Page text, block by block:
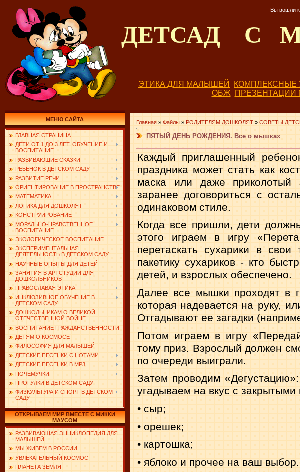
Вы вошли
ДЕТСАД С
ЭТИКА ДЛЯ МАЛЫШЕЙ КОМПЛЕКСНЫЕ
ОБЖ
МЕНЮ САЙТА
ГЛАВНАЯ СТРАНИЦА
ДЕТИ ОТ 1 ДО 3 ЛЕТ. ОБУЧЕНИЕ И
ВОСПИТАНИЕ
РАЗВИВАЮЩИЕ СКАЗКИ
РЕБЕНОК В ДЕТСКОМ САДУ
РАЗВИТИЕ РЕЧИ
ОРИЕНТИРОВАНИЕ В ПРОСТРАНСТВЕ
МАТЕМАТИКА
ЛОГИКА ДЛЯ ДОШКОЛЯТ
КОНСТРУИРОВАНИЕ
МОРАЛЬНО-НРАВСТВЕННОЕ
ВОСПИТАНИЕ
ЭКОЛОГИЧЕСКОЕ ВОСПИТАНИЕ
ЭКСПЕРИМЕНТАЛЬНАЯ
ДЕЯТЕЛЬНОСТЬ В ДЕТСКОМ САДУ
НАУЧНЫЕ ОПЫТЫ ДЛЯ ДЕТЕЙ
ЗАНЯТИЯ В АРТСТУДИИ ДЛЯ
ДОШКОЛЬНИКОВ
ПРАВОСЛАВАЯ ЭТИКА
ИНКЛЮЗИВНОЕ ОБУЧЕНИЕ В
ДЕТСКОМ САДУ
ДОШКОЛЬНИКАМ О ВЕЛИКОЙ
ОТЕЧЕСТВЕННОЙ ВОЙНЕ
ВОСПИТАНИЕ ГРАЖДАНСТВЕННОСТИ
ДЕТЯМ О КОСМОСЕ
ФИЛОСОФИЯ ДЛЯ МАЛЫШЕЙ
ДЕТСКИЕ ПЕСЕНКИ С НОТАМИ
ДЕТСКИЕ ПЕСЕНКИ В MP3
ПОЧЕМУЧКИ
ПРОГУЛКИ В ДЕТСКОМ САДУ
ФИЗКУЛЬТУРА И СПОРТ В ДЕТСКОМ
САДУ
ОТКРЫВАЕМ МИР ВМЕСТЕ С МИККИ
МАУСОМ
РАЗВИВАЮЩАЯ ЭНЦИКЛОПЕДИЯ ДЛЯ
МАЛЫШЕЙ
МЫ ЖИВЕМ В РОССИИ
УВЛЕКАТЕЛЬНЫЙ КОСМОС
ПЛАНЕТА ЗЕМЛЯ
Главная » Файлы » РОДИТЕЛЯМ ДОШКОЛЯТ » СОВЕТЫ
ПЯТЫЙ ДЕНЬ РОЖДЕНИЯ. Все о мышках
Каждый приглашенный
праздника может стать как
маска или даже приколотый
заранее договориться с
одинаковом стиле.
Когда все пришли, дети
этого играем в игру
перетаскать сухарики в
пакетику сухариков - кто
детей, и взрослых обеспечено.
Далее все мышки проходят в
которая надевается на руку,
Отгадывают ее загадки
Потом играем в игру
тому приз. Взрослый должен
по очереди выиграли.
Затем проводим
угадываем на вкус с закрытыми
• сыр;
• орешек;
• картошка;
• яблоко и прочее на ваш выбор.